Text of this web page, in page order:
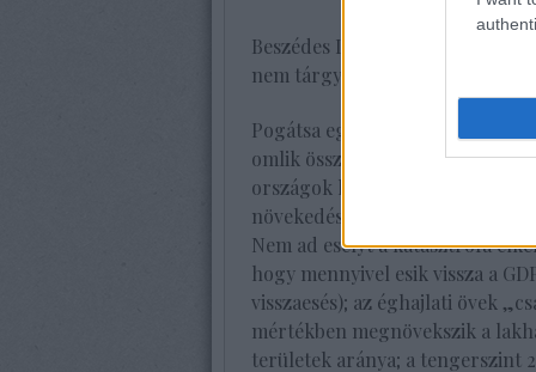
Beszédes Lukács könyvének
nem tárgyalja explicit módon,
Pogátsa egy külön fejezetben
omlik össze a jelenlegi klímánk,
országok hogy próbálnak
növekedésével együtt a
Nem ad esélyt a katasztrófa
hogy mennyivel esik vissza a
visszaesés); az éghajlati övek
mértékben megnövekszik a
területek aránya; a tengerszint